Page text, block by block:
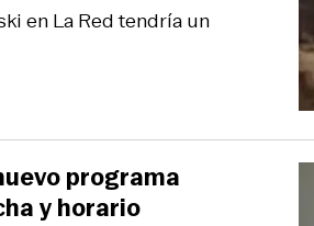
en La Red tendría un
programa
y horario